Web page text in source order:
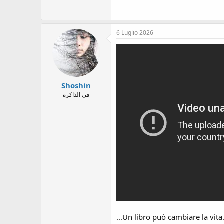
Shoshin
في الذاكرة
6 Luglio 2026
...Un libro può cambiare la vita.